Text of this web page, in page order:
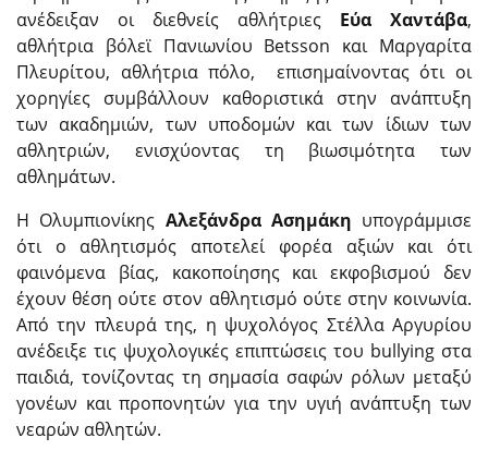
ανέδειξαν οι διεθνείς αθλήτριες Εύα Χαντάβα,
αθλήτρια βόλεϊ Πανιωνίου Betsson και Μαργαρίτα
Πλευρίτου, αθλήτρια πόλο, επισημαίνοντας ότι οι
χορηγίες συμβάλλουν καθοριστικά στην ανάπτυξη
των ακαδημιών, των υποδομών και των ίδιων των
αθλητριών, ενισχύοντας τη βιωσιμότητα των
αθλημάτων.
Η Ολυμπιονίκης Αλεξάνδρα Ασημάκη υπογράμμισε
ότι ο αθλητισμός αποτελεί φορέα αξιών και ότι
φαινόμενα βίας, κακοποίησης και εκφοβισμού δεν
έχουν θέση ούτε στον αθλητισμό ούτε στην κοινωνία.
Από την πλευρά της, η ψυχολόγος Στέλλα Αργυρίου
ανέδειξε τις ψυχολογικές επιπτώσεις του bullying στα
παιδιά, τονίζοντας τη σημασία σαφών ρόλων μεταξύ
γονέων και προπονητών για την υγιή ανάπτυξη των
νεαρών αθλητών.